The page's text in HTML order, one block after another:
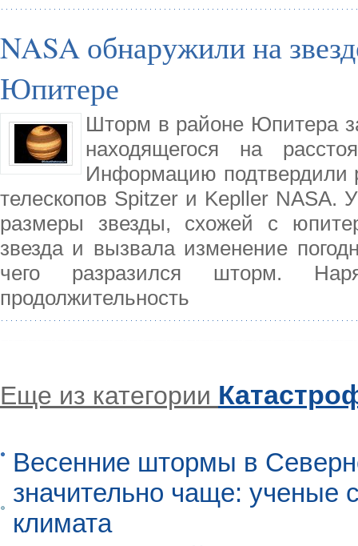
NASA обнаружили на
Юпитере
Шторм в районе Юпитера
находящегося на
Информацию подтвердили
телескопов Spitzer и Kepller NASA.
размеры звезды, схожей с
звезда и вызвала изменение
чего разразился шторм.
продолжительность
Еще из категории
Весенние штормы в
значительно чаще: ученые
климата